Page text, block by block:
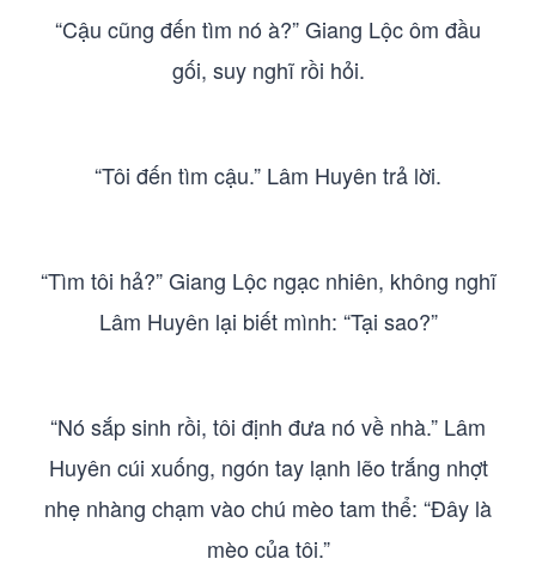
“Cậu cũng đến tìm nó à?” Giang Lộc ôm đầu
gối, suy nghĩ rồi hỏi.
“Tôi đến tìm cậu.” Lâm Huyên trả lời.
“Tìm tôi hả?” Giang Lộc ngạc nhiên, không nghĩ
Lâm Huyên lại biết mình: “Tại sao?”
“Nó sắp sinh rồi, tôi định đưa nó về nhà.” Lâm
Huyên cúi xuống, ngón tay lạnh lẽo trắng nhợt
nhẹ nhàng chạm vào chú mèo tam thể: “Đây là
mèo của tôi.”